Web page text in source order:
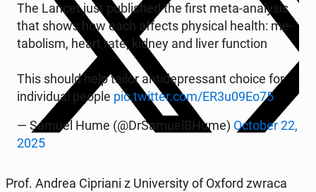
The Lancet just pu­bli­shed the first meta-ana­ly­sis
that shows how each affects phy­si­cal health: me­
ta­bo­lism, heart rate, kidney and liver func­tion
This should help tailor an­ti­de­pres­sant choice for
in­di­vi­du­al people pic.twitter.com/ER3u09Eo75
— Samuel Hume (@DrSa­mu­el­BHu­me) October 22,
2025
Prof. Andrea Ci­pria­ni z Uni­ver­si­ty of Oxford zwraca